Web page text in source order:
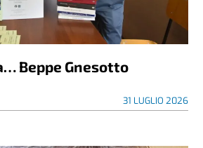
Beppe Gnesotto
31 LUGLIO 2026